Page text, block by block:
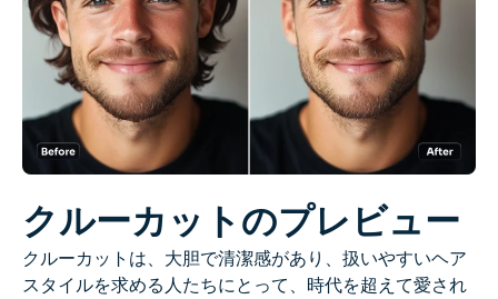
衣類チェンジャー
AIベイビー
AIフィルター
AIヘッドショットジェネレーター
クルーカットのプレビュー
クルーカットは、大胆で清潔感があり、扱いやすいヘア
スタイルを求める人たちにとって、時代を超えて愛され